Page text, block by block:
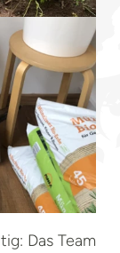
Das Team